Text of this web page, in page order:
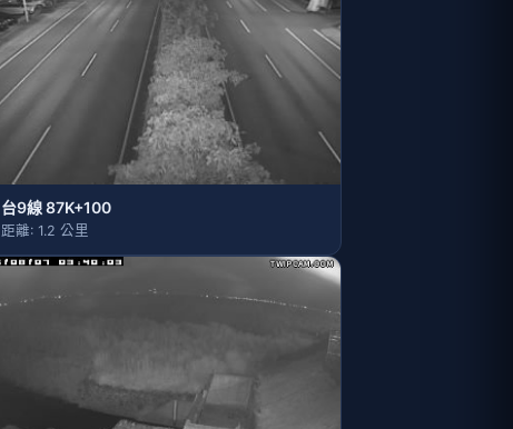
台9線 87K+100
距離: 1.2 公里